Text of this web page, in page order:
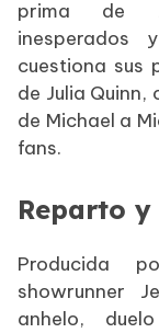
prima de
inesperados
cuestiona sus
de Julia
de Michael a
fans.
Reparto
Producida
showrunner
anhelo,